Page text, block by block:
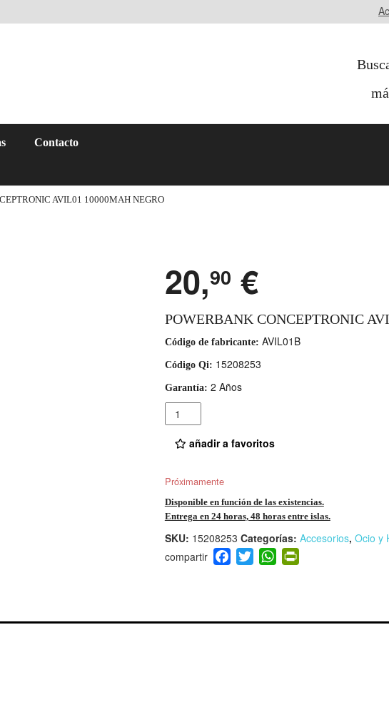
Contacto
AVIL01 10000MAH NEGRO
20,90 €
POWERBANK CONCEPTRONIC
Código de fabricante: AVIL01B
Código Qi: 15208253
Garantía: 2 Años
Cantidad
añadir a favoritos
Próximamente
Disponible en función de las existencias.
Entrega en 24 horas, 48 horas entre islas.
SKU: 15208253 Categorías: Accesorios, Ocio y
F
a
b
T
wi
W
h
A
Pr
in
e